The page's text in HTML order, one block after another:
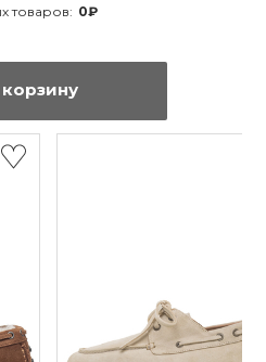
товаров: 0₽